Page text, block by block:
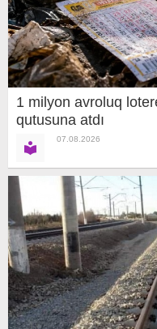
1 milyon avroluq
qutusuna atdı
07.08.2026